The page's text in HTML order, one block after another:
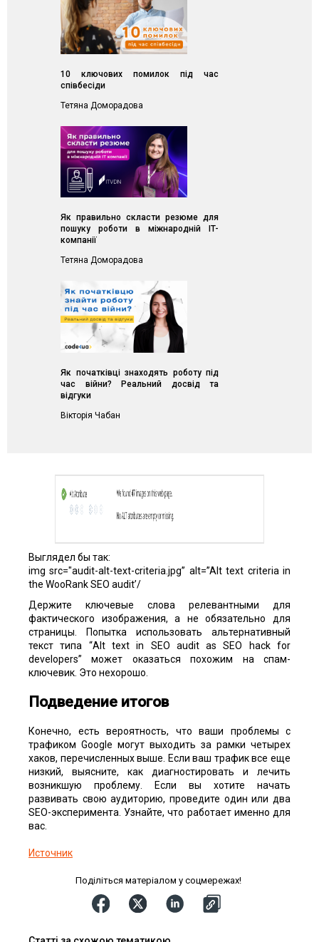
10 ключових помилок пiд час
спiвбесiди
Тетяна Доморадова
Як правильно скласти резюме для
пошуку роботи в міжнародній IT-
компанії
Тетяна Доморадова
Як початківці знаходять роботу під
час війни? Реальний досвід та
відгуки
Вікторія Чабан
Выглядел бы так:
img src="audit-alt-text-criteria.jpg” alt=”Alt text criteria in
the WooRank SEO audit’/
Держите ключевые слова релевантными для
фактического изображения, а не обязательно для
страницы. Попытка использовать альтернативный
текст типа “Alt text in SEO audit as SEO hack for
developers” может оказаться похожим на спам-
ключевик. Это нехорошо.
Подведение итогов
Конечно, есть вероятность, что ваши проблемы с
трафиком Google могут выходить за рамки четырех
хаков, перечисленных выше. Если ваш трафик все еще
низкий, выясните, как диагностировать и лечить
возникшую проблему. Если вы хотите начать
развивать свою аудиторию, проведите один или два
SEO-эксперимента. Узнайте, что работает именно для
вас.
Источник
Поділіться матеріалом у соцмережах!